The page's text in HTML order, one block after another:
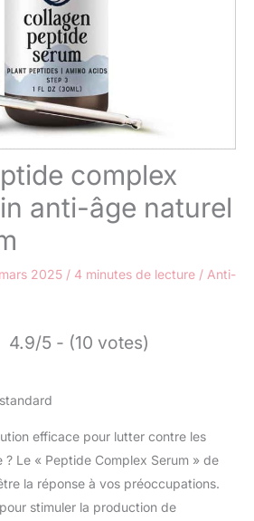
complex
anti-âge naturel
2025 / 4 minutes de lecture / Anti-
4.9/5 - (10 votes)
efficace pour lutter contre les
? Le « Peptide Complex Serum » de
la réponse à vos préoccupations.
stimuler la production de